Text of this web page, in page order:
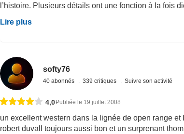
l’histoire. Plusieurs détails ont une fonction à la fois
Lire plus
softy76
40 abonnés 339 critiques Suivre son activité
4,0 Publiée le 19 juillet 2008
un excellent western dans la lignée de open range
robert duvall toujours aussi bon et un surprenant